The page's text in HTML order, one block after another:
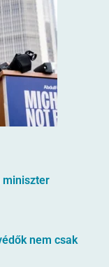
miniszter
nem csak